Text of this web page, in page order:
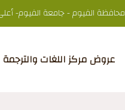
محافظة الفيوم - جامعة الفيوم- أعلى
عروض مركز اللغات والترجمة